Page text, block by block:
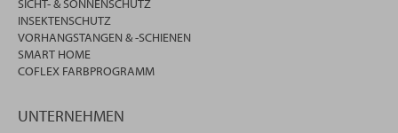
SICHT- & SONNENSCHUTZ
INSEKTENSCHUTZ
VORHANGSTANGEN & -SCHIENEN
SMART HOME
COFLEX FARBPROGRAMM
UNTERNEHMEN